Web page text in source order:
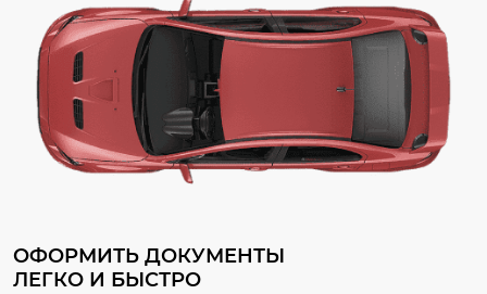
ОФОРМИТЬ ДОКУМЕНТЫ
ЛЕГКО И БЫСТРО